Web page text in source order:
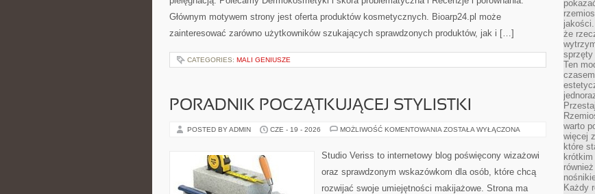
Głównym motywem strony jest oferta produktów kosmetycznych. Bioarp24.pl może
zainteresować zarówno użytkowników szukających sprawdzonych produktów, jak i […]
CATEGORIES: MALI GENIUSZE
PORADNIK POCZĄTKUJĄCEJ STYLISTKI
POSTED BY ADMIN CZE - 19 - 2026 MOŻLIWOŚĆ KOMENTOWANIA PORADNIK
ZOSTAŁA WYŁĄCZONA
Studio Veriss to internetowy blog poświęcony wizażowi
oraz sprawdzonym wskazówkom dla osób, które chcą
rozwijać swoje umiejętności makijażowe. Strona ma
że
sprzęty
Ten
warto
więcej
które
Każdy